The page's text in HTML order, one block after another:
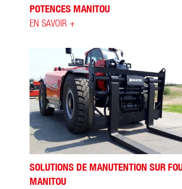
POTENCES MANITOU
EN SAVOIR +
SOLUTIONS DE MANUTENTION SUR
MANITOU